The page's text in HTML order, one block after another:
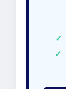
✓
✓